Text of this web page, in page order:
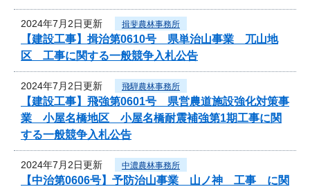
2024年7月2日更新 揖斐農林事務所
【建設工事】揖治第0610号 県単治山事業 兀山地
区 工事に関する一般競争入札公告
2024年7月2日更新 飛騨農林事務所
【建設工事】飛強第0601号 県営農道施設強化対策事
業 小屋名橋地区 小屋名橋耐震補強第1期工事に関
する一般競争入札公告
2024年7月2日更新 中濃農林事務所
【中治第0606号】予防治山事業 山ノ神 工事 に関